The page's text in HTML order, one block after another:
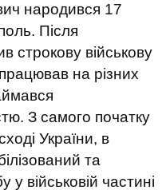
народився 17
Після
строкову військову
на різних
З самого початку
України, в
та
у військовій частині